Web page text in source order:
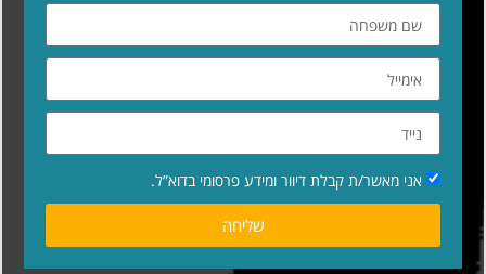
אני מאשר/ת קבלת דיוור ומידע פרסומי בדוא”ל.
שליחה